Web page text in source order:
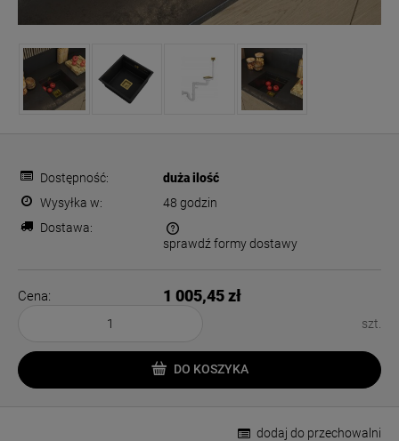
Dostępność:
duża ilość
Wysyłka w:
48 godzin
Dostawa:
Cena nie zawiera ewentualnych kosztów płatności
sprawdź formy dostawy
Cena: 1 005,45 zł
szt.
DO KOSZYKA
dodaj do przechowalni